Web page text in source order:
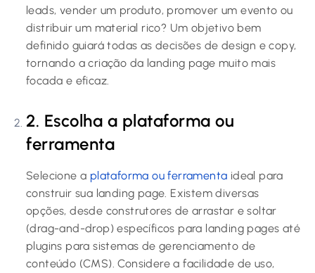
leads, vender um produto, promover um evento ou
distribuir um material rico? Um objetivo bem
definido guiará todas as decisões de design e copy,
tornando a criação da landing page muito mais
focada e eficaz.
2. Escolha a plataforma ou
ferramenta
Selecione a plataforma ou ferramenta ideal para
construir sua landing page. Existem diversas
opções, desde construtores de arrastar e soltar
(drag-and-drop) específicos para landing pages até
plugins para sistemas de gerenciamento de
conteúdo (CMS). Considere a facilidade de uso,